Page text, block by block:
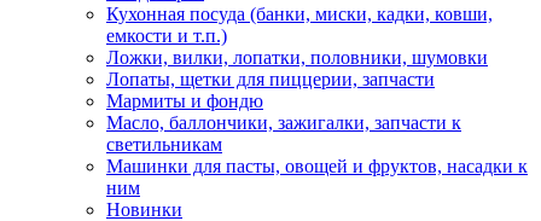
Кухонная посуда (банки, миски, кадки, ковши,
емкости и т.п.)
Ложки, вилки, лопатки, половники, шумовки
Лопаты, щетки для пиццерии, запчасти
Мармиты и фондю
Масло, баллончики, зажигалки, запчасти к
светильникам
Машинки для пасты, овощей и фруктов, насадки к
ним
Новинки